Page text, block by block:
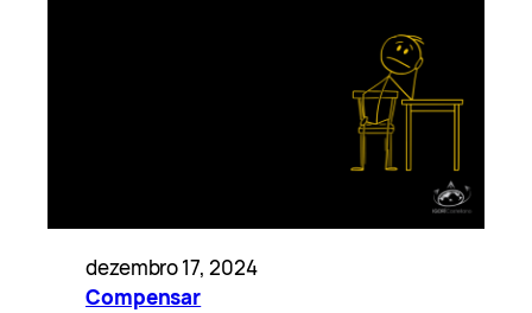
dezembro 17, 2024
Compensar